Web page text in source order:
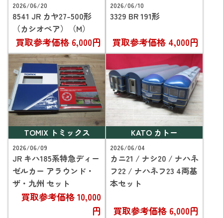
2026/06/20
8541 JR カヤ27-500形
（カシオペア）（M）
買取参考価格 6,000円
2026/06/10
3329 BR 191形
買取参考価格 4,000円
TOMIX トミックス
2026/06/09
JR キハ185系特急ディー
ゼルカー アラウンド・
ザ・九州 セット
買取参考価格10,000
円
KATO カトー
2026/06/04
カニ21 / ナシ20 / ナハネ
フ22 / ナハネフ23 4両基
本セット
買取参考価格 6,000円